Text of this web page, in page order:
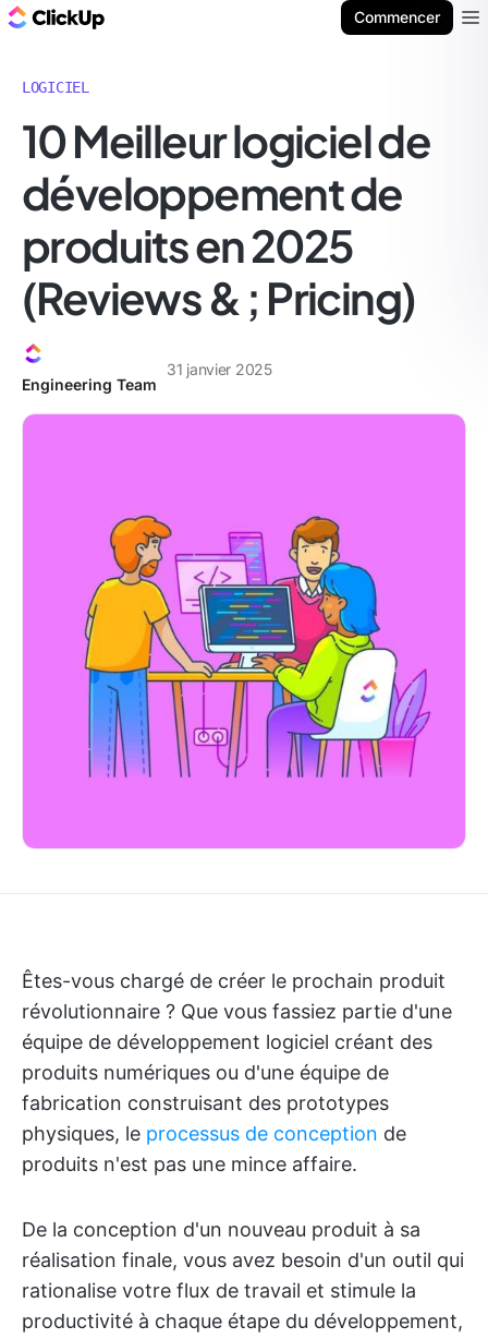
Commencer
LOGICIEL
10 Meilleur logiciel de
développement de
produits en 2025
(Reviews & ; Pricing)
Engineering Team
31 janvier 2025
Êtes-vous chargé de créer le prochain produit
révolutionnaire ? Que vous fassiez partie d'une
équipe de développement logiciel créant des
produits numériques ou d'une équipe de
fabrication construisant des prototypes
physiques, le processus de conception de
produits n'est pas une mince affaire.
De la conception d'un nouveau produit à sa
réalisation finale, vous avez besoin d'un outil qui
rationalise votre flux de travail et stimule la
productivité à chaque étape du développement,